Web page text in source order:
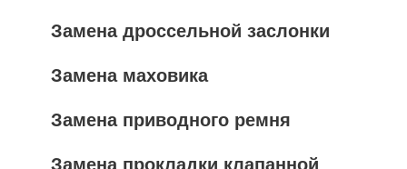
Замена дроссельной заслонки
Замена маховика
Замена приводного ремня
Замена прокладки клапанной